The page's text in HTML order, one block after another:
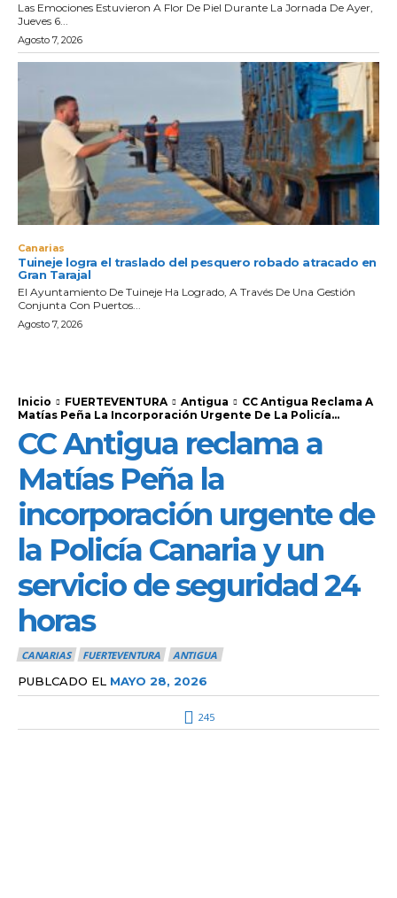
Las Emociones Estuvieron A Flor De Piel Durante La Jornada De Ayer,
Jueves 6...
Agosto 7, 2026
Canarias
Tuineje logra el traslado del pesquero robado atracado en
Gran Tarajal
El Ayuntamiento De Tuineje Ha Logrado, A Través De Una Gestión
Conjunta Con Puertos...
Agosto 7, 2026